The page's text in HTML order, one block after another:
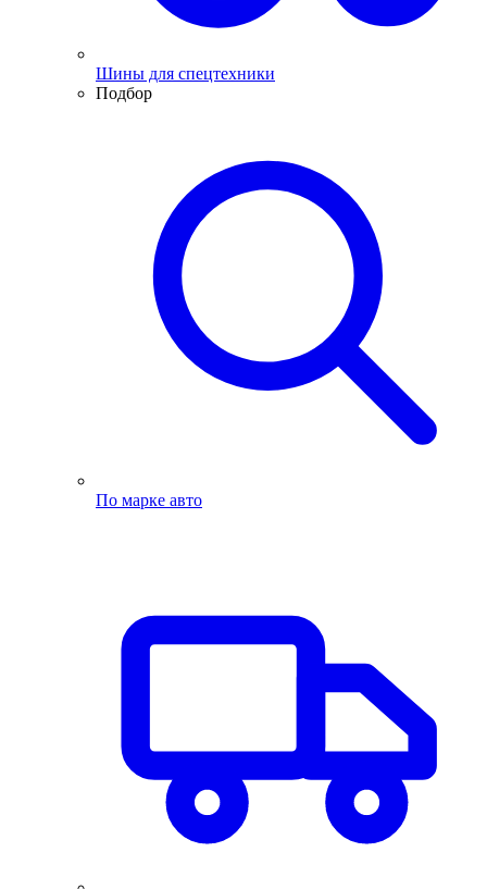
Шины для спецтехники
Подбор
По марке авто